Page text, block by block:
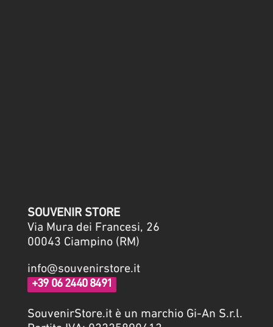
SOUVENIR STORE
Via Mura dei Francesi, 26
00043 Ciampino (RM)
info@souvenirstore.it
+39 06 2440 8491
SouvenirStore.it è un marchio Gi-An S.r.l.